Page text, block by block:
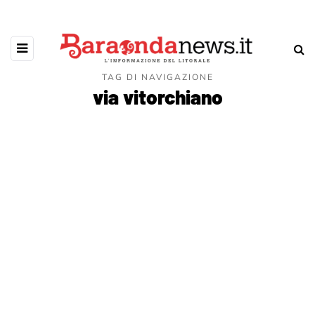
TAG DI NAVIGAZIONE
via vitorchiano